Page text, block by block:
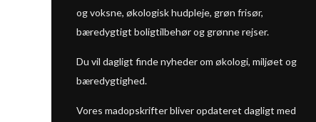
og voksne, økologisk hudpleje, grøn frisør,
bæredygtigt boligtilbehør og grønne rejser.
Du vil dagligt finde nyheder om økologi, miljøet og
bæredygtighed.
Vores madopskrifter bliver opdateret dagligt med